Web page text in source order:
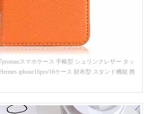
スマホケース 手帳型 シュリンクレザー タッ
iphone16pro/16ケース 財布型 スタンド機能 携
アイフォーン15/14/13ケース 手帳 レディース 人気